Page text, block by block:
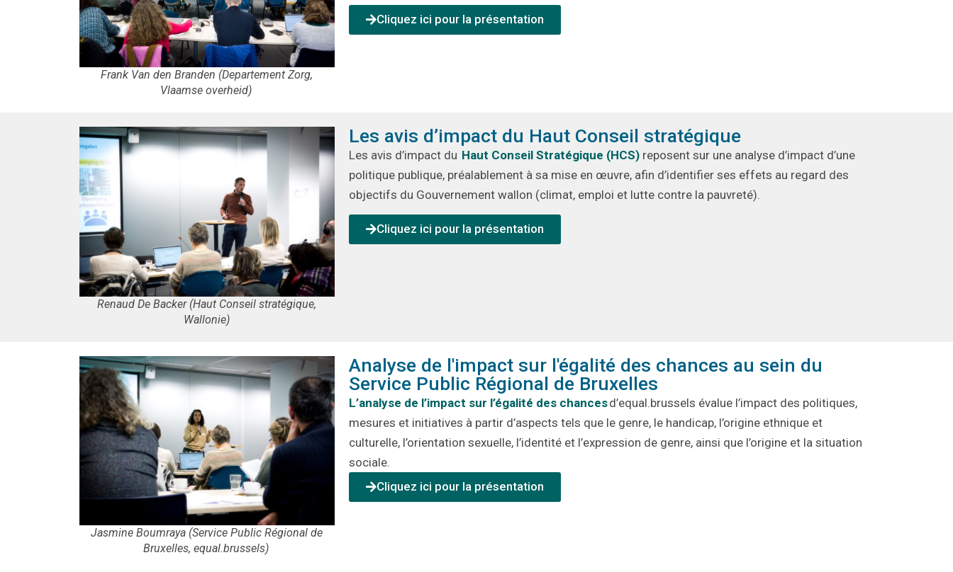
Frank Van den Branden (Departement Zorg,
Vlaamse overheid)
Cliquez ici pour la présentation
Renaud De Backer (Haut Conseil stratégique,
Wallonie)
Les avis d’impact du Haut Conseil stratégique
Les avis d’impact du Haut Conseil Stratégique (HCS)reposentsur une analyse d’impact d’une
politique publique, préalablement à sa mise en œuvre, afin d’identifier ses effets au regard des
objectifs du Gouvernement wallon (climat, emploi et lutte contre la pauvreté).
Cliquez ici pour la présentation
Jasmine Boumraya (Service Public Régional de
Bruxelles, equal.brussels)
Analyse de l'impact sur l'égalité des chances au sein du
Service Public Régional de Bruxelles
L’analyse de l’impact sur l’égalité des chancesd’equal.brussels évalue l’impact des politiques,
mesures et initiatives à partir d’aspects tels que le genre, le handicap, l’origine ethnique et
culturelle, l’orientation sexuelle, l’identité et l’expression de genre, ainsi que l’origine et la situation
sociale.
Cliquez ici pour la présentation